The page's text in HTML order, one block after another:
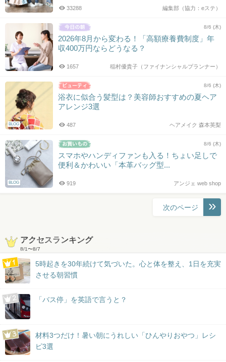
編集部（協力：eステ）
33288
8/6 (木)
2026年8月から変わる！「高額療養費制度」年
収400万円ならどうなる？
稲村優貴子（ファイナンシャルプランナー）
1657
BLOG
8/6 (木)
浴衣に似合う髪型は？美容師おすすめの夏ヘア
アレンジ3選
ヘアメイク 森本英梨
487
BLOG
8/6 (木)
スマホやハンディファンも入る！ちょい足しで
便利＆かわいい「本革バッグ型...
アンジェ web shop
919
ビ
ゲ
ー
シ
ン
次のページ
アクセスランキング
8/1〜8/7
5時起きを30年続けて気づいた。心と体を整え、1日を充実
させる朝習慣
「バス停」を英語で言うと？
材料3つだけ！暑い朝にうれしい「ひんやりおやつ」レシ
ピ3選